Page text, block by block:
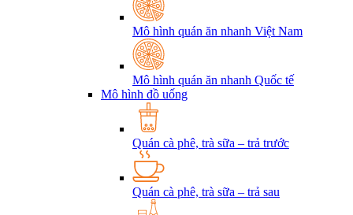
Mô hình quán ăn nhanh Việt Nam
Mô hình quán ăn nhanh Quốc tế
Mô hình đồ uống
Quán cà phê, trà sữa – trả trước
Quán cà phê, trà sữa – trả sau